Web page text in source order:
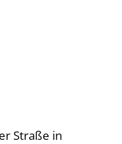
Straße in